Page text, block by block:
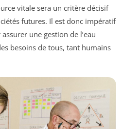
vitale sera un critère décisif
futures. Il est donc impératif
une gestion de l’eau
besoins de tous, tant humains